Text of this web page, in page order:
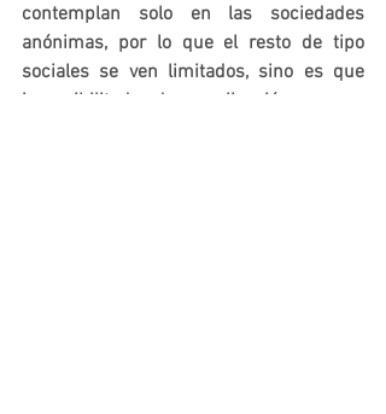
contemplan solo en las sociedades
anónimas, por lo que el resto de tipo
sociales se ven limitados, sino es que
imposibilitados de su aplicación.